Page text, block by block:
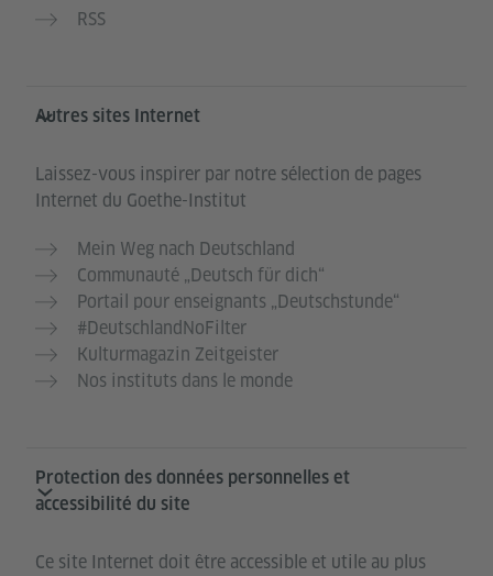
RSS
Autres sites Internet
Laissez-vous inspirer par notre sélection de pages
Internet du Goethe-Institut
Mein Weg nach Deutschland
Communauté „Deutsch für dich“
Portail pour enseignants „Deutschstunde“
#DeutschlandNoFilter
Kulturmagazin Zeitgeister
Nos instituts dans le monde
Protection des données personnelles et
accessibilité du site
Ce site Internet doit être accessible et utile au plus